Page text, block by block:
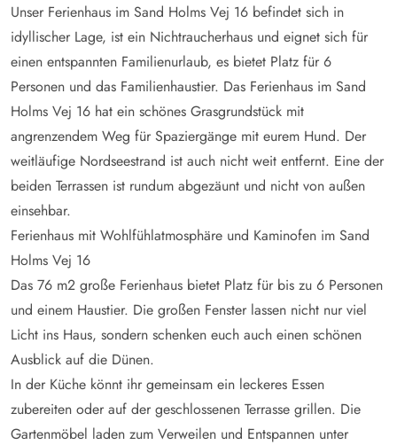
Unser Ferienhaus im Sand Holms Vej 16 befindet sich in
idyllischer Lage, ist ein Nichtraucherhaus und eignet sich für
einen entspannten Familienurlaub, es bietet Platz für 6
Personen und das Familienhaustier. Das Ferienhaus im Sand
Holms Vej 16 hat ein schönes Grasgrundstück mit
angrenzendem Weg für Spaziergänge mit eurem Hund. Der
weitläufige Nordseestrand ist auch nicht weit entfernt. Eine der
beiden Terrassen ist rundum abgezäunt und nicht von außen
einsehbar.
Ferienhaus mit Wohlfühlatmosphäre und Kaminofen im Sand
Holms Vej 16
Das 76 m2 große Ferienhaus bietet Platz für bis zu 6 Personen
und einem Haustier. Die großen Fenster lassen nicht nur viel
Licht ins Haus, sondern schenken euch auch einen schönen
Ausblick auf die Dünen.
In der Küche könnt ihr gemeinsam ein leckeres Essen
zubereiten oder auf der geschlossenen Terrasse grillen. Die
Gartenmöbel laden zum Verweilen und Entspannen unter